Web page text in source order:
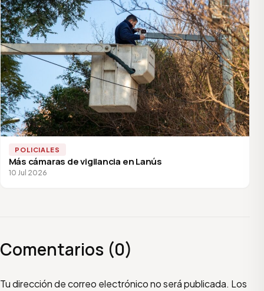
POLICIALES
Más cámaras de vigilancia en Lanús
10 Jul 2026
Comentarios (0)
Tu dirección de correo electrónico no será publicada. Los
Escribí tu comentario
Nombre
Email